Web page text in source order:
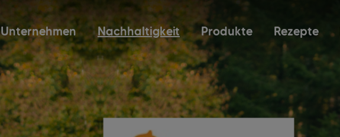
Unternehmen Nachhaltigkeit Produkte Rezepte